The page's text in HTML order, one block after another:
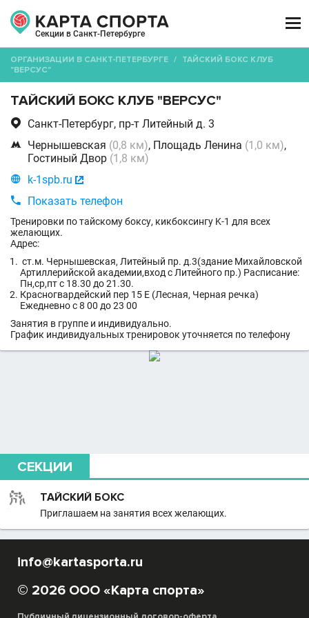
Секции в Санкт-Петербурге

ОРГАНИЗАЦИИ В САНКТ-ПЕТЕРБУРГЕ / ТАЙСКИЙ БОКС КЛУБ
"ВЕРСУС"
ТАЙСКИЙ БОКС КЛУБ "ВЕРСУС"
 Санкт-Петербург, пр-т Литейный д. 3
 Чернышевская (0,8 км), Площадь Ленина (1,0 км),
Гостиный Двор (1,8 км)
 k-1spb.ru 

Показать телефон
Тренировки по тайскому боксу, кикбоксингу K-1 для всех
желающих.
Адрес:
ст.м. Чернышевская, Литейный пр. д.3(здание Михайловской
Артиллерийской академии,вход с Литейного пр.) Расписание:
Пн,ср,пт с 18.30 до 21.30.
Красногвардейский пер 15 Е (Лесная, Черная речка)
Ежедневно с 8 00 до 23 00
Занятия в группе и индивидуально.
График индивидуальных тренировок уточняется по телефону
СЕКЦИИ
ТАЙСКИЙ БОКС
Приглашаем на занятия всех желающих.
info@kartasporta.ru
© 2026 ООО «Карта спорта»